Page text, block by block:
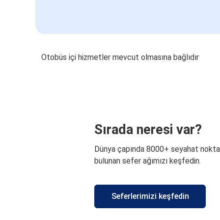
Otobüs içi hizmetler mevcut olmasına bağlıdır
Sırada neresi var?
Dünya çapında 8000+ seyahat
bulunan sefer ağımızı keşfedin.
Seferlerimizi keşfedin